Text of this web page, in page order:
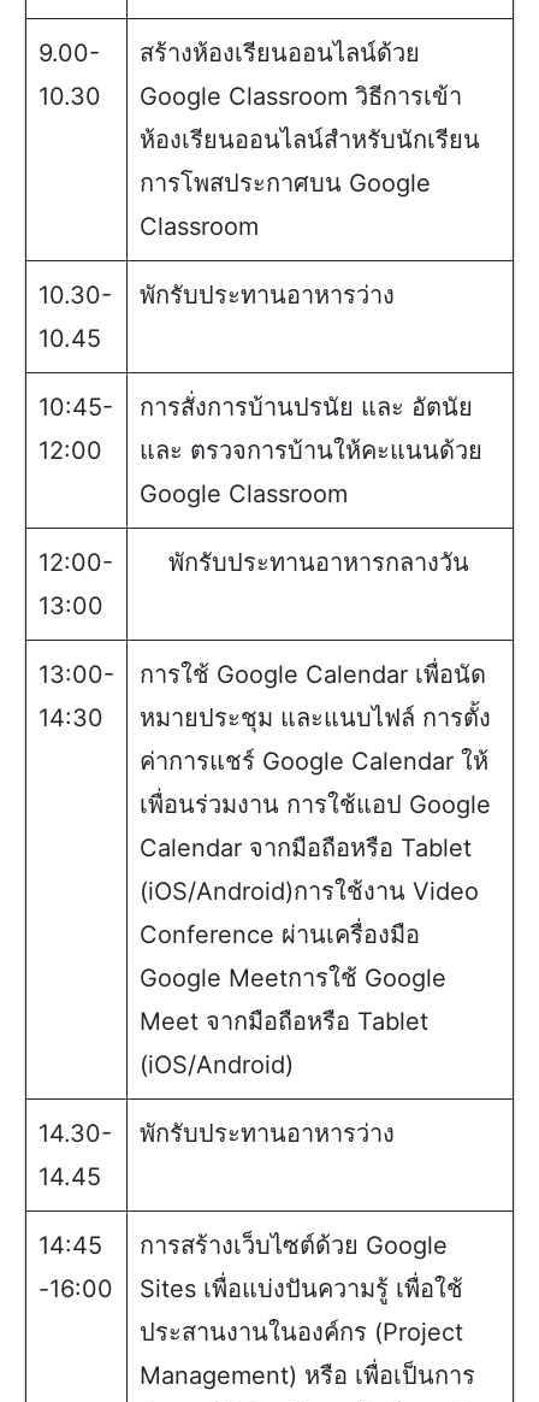
9.00-
10.30
สร้างห้องเรียนออนไลน์ด้วย
Google Classroom วิธีการเข้า
ห้องเรียนออนไลน์สำหรับนักเรียน
การโพสประกาศบน Google
Classroom
10.30-
10.45
พักรับประทานอาหารว่าง
10:45-
12:00
การสั่งการบ้านปรนัย และ อัตนัย
และ ตรวจการบ้านให้คะแนนด้วย
Google Classroom
12:00-
13:00
พักรับประทานอาหารกลางวัน
13:00-
14:30
การใช้ Google Calendar เพื่อนัด
หมายประชุม และแนบไฟล์ การตั้ง
ค่าการแชร์ Google Calendar ให้
เพื่อนร่วมงาน การใช้แอป Google
Calendar จากมือถือหรือ Tablet
(iOS/Android)การใช้งาน Video
Conference ผ่านเครื่องมือ
Google Meetการใช้ Google
Meet จากมือถือหรือ Tablet
(iOS/Android)
14.30-
14.45
พักรับประทานอาหารว่าง
14:45
-16:00
การสร้างเว็บไซต์ด้วย Google
Sites เพื่อแบ่งปันความรู้ เพื่อใช้
ประสานงานในองค์กร (Project
Management) หรือ เพื่อเป็นการ